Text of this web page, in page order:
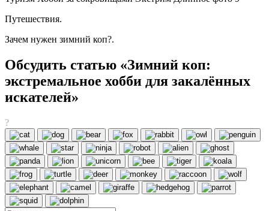
Путешествия.
Зачем нужен зимний коп?.
Обсудить статью «Зимний коп:
экстремальное хобби для закалённых
искателей»
?